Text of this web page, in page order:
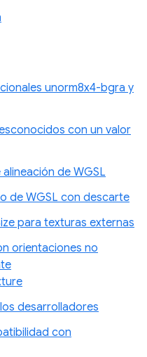
unorm8x4-bgra y
con un valor
de WGSL
de WGSL con descarte
para texturas externas
orientaciones no
desarrolladores
con